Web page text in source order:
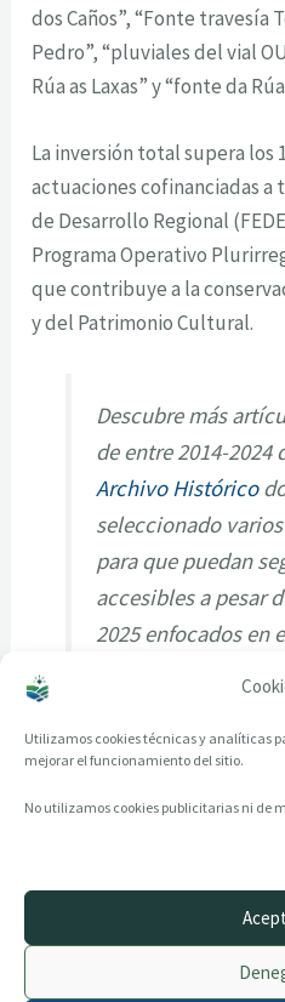
Utilizamos cookies técnicas y analíticas
mejorar el funcionamiento del sitio.
No utilizamos cookies publicitarias ni de
dos Caños”, “Fonte travesía
Pedro”, “pluviales del vial
Rúa as Laxas” y “fonte da
La inversión total supera los
actuaciones cofinanciadas a
de Desarrollo Regional
Programa Operativo
que contribuye a la
y del Patrimonio Cultural.
Descubre más
de entre 2014-2024
Archivo Histórico
seleccionado
para que puedan
accesibles a pesar
2025 enfocados en
© 2014–2026 creandotuprovincia.es